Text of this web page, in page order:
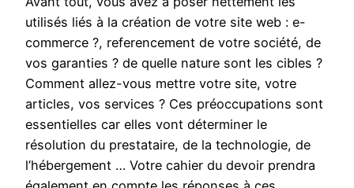
utilisés liés à la création de votre site web : e-
commerce ?, referencement de votre société, de
vos garanties ? de quelle nature sont les cibles ?
Comment allez-vous mettre votre site, votre
articles, vos services ? Ces préoccupations sont
essentielles car elles vont déterminer le
résolution du prestataire, de la technologie, de
l’hébergement … Votre cahier du devoir prendra